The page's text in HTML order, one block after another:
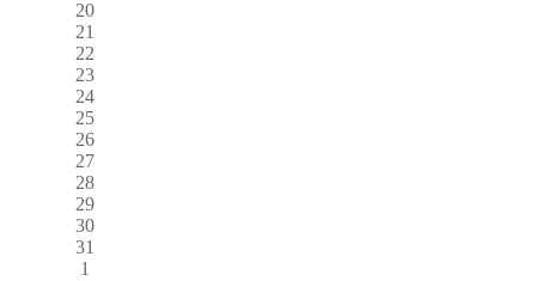
20
21
22
23
24
25
26
27
28
29
30
31
1